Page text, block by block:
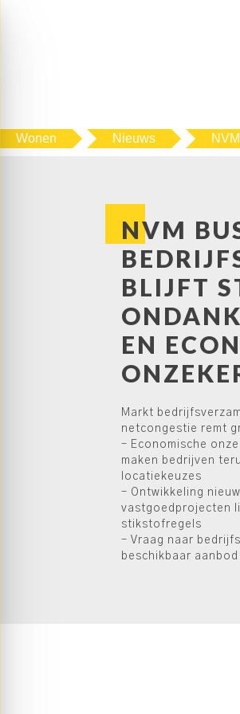
Wonen Nieuws
NVM
BLIJFT
EN
Markt
netcongestie remt
– Economische
maken bedrijven
locatiekeuzes
– Ontwikkeling
vastgoedprojecten
stikstofregels
– Vraag naar
beschikbaar